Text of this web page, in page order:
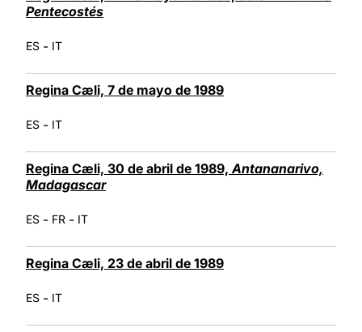
Pentecostés
ES - IT
Regina Cæli, 7 de mayo de 1989
ES - IT
Regina Cæli, 30 de abril de 1989, Antananarivo,
Madagascar
ES - FR - IT
Regina Cæli, 23 de abril de 1989
ES - IT